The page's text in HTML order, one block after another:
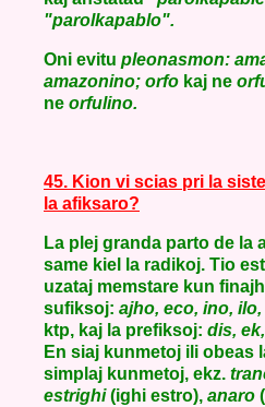
"parolkapablo".
Oni evitu pleonasmon:
amazonino; orfo kaj ne
ne orfulino.
45. Kion vi scias pri la
la afiksaro?
La plej granda parto de la
same kiel la radikoj. Tio
uzataj memstare kun
sufiksoj: ajho, eco, ino,
ktp, kaj la prefiksoj: dis,
En siaj kunmetoj ili obeas
simplaj kunmetoj, ekz.
estrighi(ighi estro), anaro